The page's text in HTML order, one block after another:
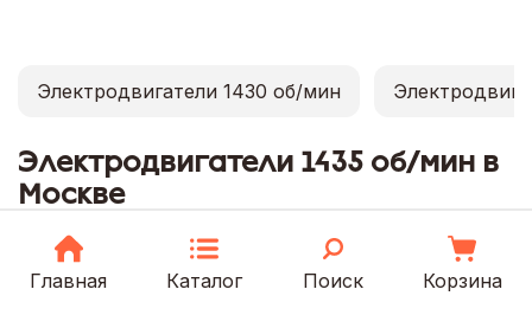
Электродвигатели 1430 об/мин
Электродвигатели 1435 об/мин в
Москве
В каталоге представлены двигатели 1435 об/
мин от производителей без наценки.
Главная Каталог Поиск Корзина